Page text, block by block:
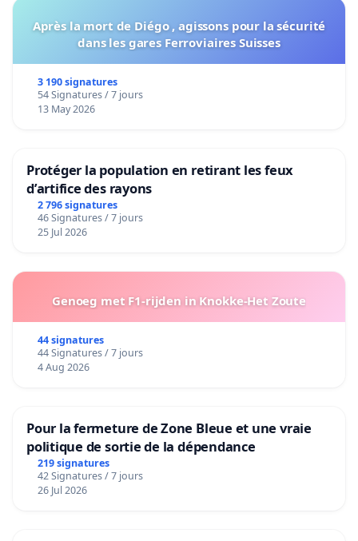
Après la mort de Diégo , agissons pour la sécurité
dans les gares Ferroviaires Suisses
3 190 signatures
54 Signatures / 7 jours
13 May 2026
Protéger la population en retirant les feux
d’artifice des rayons
2 796 signatures
46 Signatures / 7 jours
25 Jul 2026
Genoeg met F1-rijden in Knokke-Het Zoute
44 signatures
44 Signatures / 7 jours
4 Aug 2026
Pour la fermeture de Zone Bleue et une vraie
politique de sortie de la dépendance
219 signatures
42 Signatures / 7 jours
26 Jul 2026